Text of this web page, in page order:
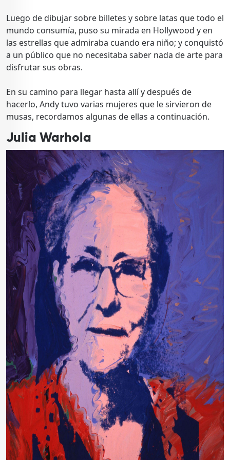
Luego de dibujar sobre billetes y sobre latas que todo el
mundo consumía, puso su mirada en Hollywood y en
las estrellas que admiraba cuando era niño; y conquistó
a un público que no necesitaba saber nada de arte para
disfrutar sus obras.
En su camino para llegar hasta allí y después de
hacerlo, Andy tuvo varias mujeres que le sirvieron de
musas, recordamos algunas de ellas a continuación.
Julia Warhola